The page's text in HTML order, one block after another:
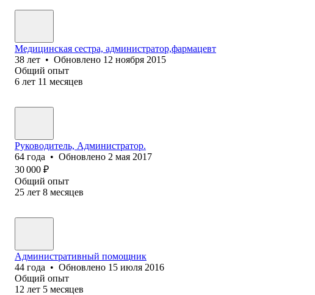
Медицинская сестра, администратор,фармацевт
38 лет • Обновлено 12 ноября 2015
Общий опыт
6 лет 11 месяцев
Руководитель, Администратор.
64 года • Обновлено 2 мая 2017
30 000 ₽
Общий опыт
25 лет 8 месяцев
Административный помощник
44 года • Обновлено 15 июля 2016
Общий опыт
12 лет 5 месяцев